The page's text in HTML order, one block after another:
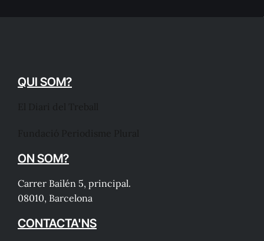
QUI SOM?
ON SOM?
Carrer Bailén 5, principal.
08010, Barcelona
CONTACTA'NS